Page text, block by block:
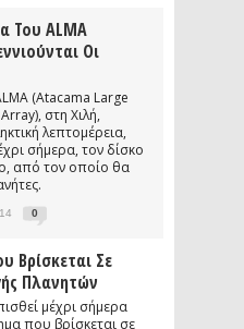
Του ALMA
Οι
(Atacama Large
στη Χιλή,
λεπτομέρεια,
σήμερα, τον δίσκο
από τον οποίο θα
0
Βρίσκεται Σε
Πλανητών
μέχρι σήμερα
που βρίσκεται σε